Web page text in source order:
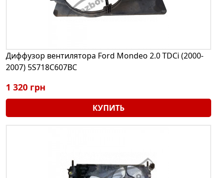
Диффузор вентилятора Ford Mondeo 2.0 TDCi (2000-
2007) 5S718C607BC
1 320 грн
КУПИТЬ